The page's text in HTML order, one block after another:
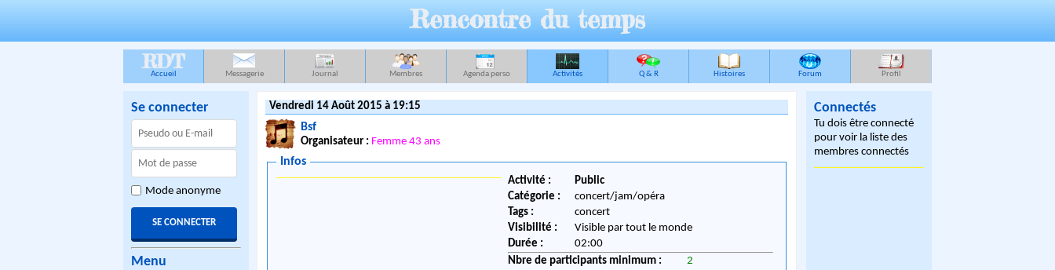
Rencontre du temps
RDT
Accueil Messagerie Journal Membres Agenda perso Activités Q & R Histoires Forum Profil
Se connecter
Mode anonyme
Menu
Vendredi 14 Août 2015 à 19:15
Bsf
Organisateur : Femme 43 ans
Infos
Activité :
Public
Catégorie :
concert/jam/opéra
Tags :
concert
Visibilité :
Visible par tout le monde
Durée :
02:00
Nbre de participants minimum :
2
Connectés
Tu dois être connecté
pour voir la liste des
membres connectés